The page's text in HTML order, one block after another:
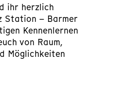
ihr herzlich
Station – Barmer
Kennenlernen
von Raum,
Möglichkeiten